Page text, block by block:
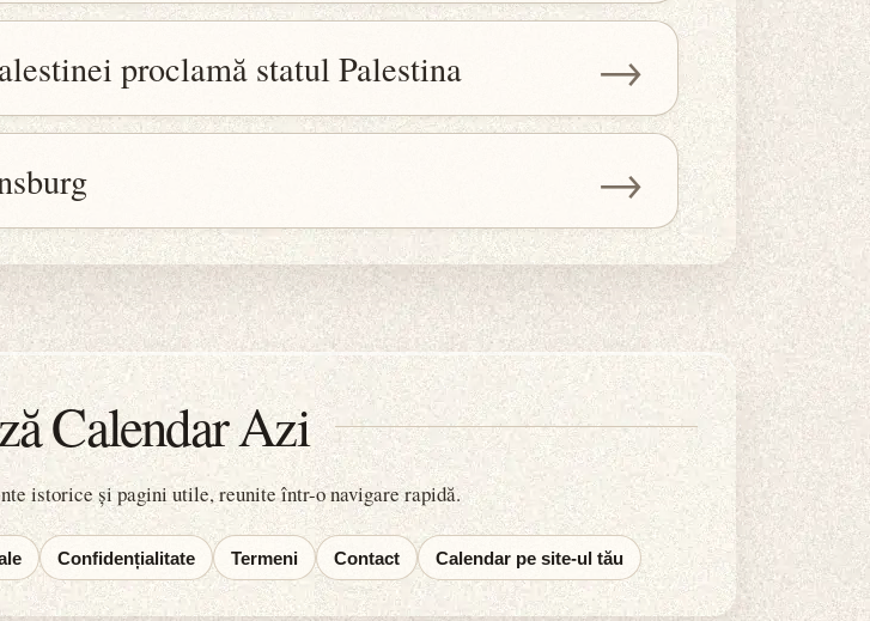
proclamă statul Palestina →
→
Calendar Azi
istorice și pagini utile, reunite într-o navigare rapidă.
Confidențialitate Termeni Contact Calendar pe site-ul tău